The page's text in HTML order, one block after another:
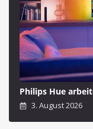
Philips Hue
3. August 2026